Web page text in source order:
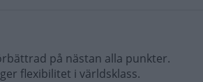
på nästan alla punkter.
flexibilitet i världsklass.